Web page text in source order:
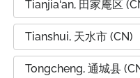
Tianjia‘an, 田家庵区
Tianshui, 天水市 (CN)
Tongcheng, 通城县